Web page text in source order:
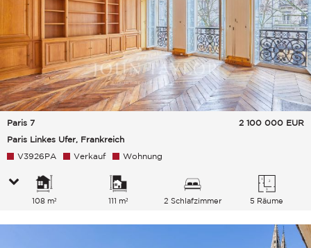
Paris 7
Paris Linkes Ufer, Frankreich
2 100 000 EUR
V3926PA Verkauf Wohnung
108 m² 111 m² 2 Schlafzimmer 5 Räume